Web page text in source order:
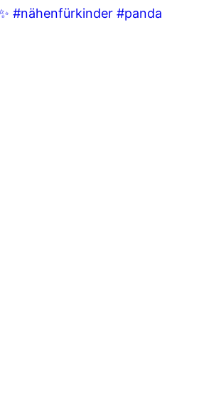
#nähenfürkinder #panda